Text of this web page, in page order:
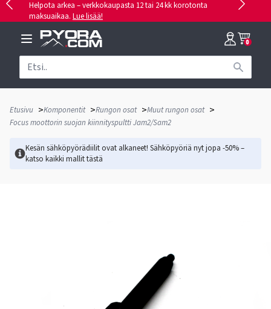
Helpota arkea – verkkokaupasta 12 tai 24 kk korotonta
maksuaikaa. Lue lisää!
0
Etusivu >Komponentit >Rungon osat >Muut rungon osat >
Focus moottorin suojan kiinnityspultti Jam2/Sam2
Kesän sähköpyörädiilit ovat alkaneet! Sähköpyöriä nyt jopa -50% –
katso kaikki mallittästä